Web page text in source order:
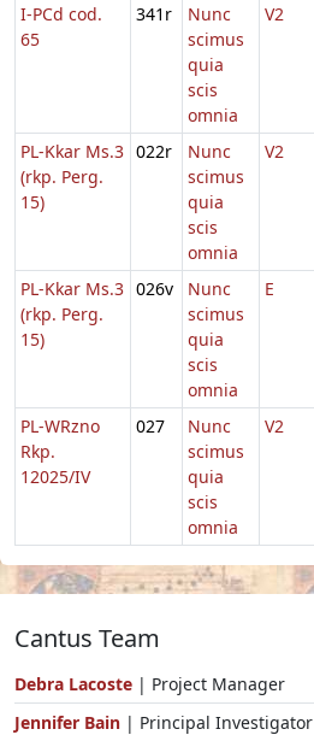
I-PCd cod.
65
341r
Nunc
scimus
quia
scis
omnia
V2
PL-Kkar Ms.3
(rkp. Perg.
15)
022r
Nunc
scimus
quia
scis
omnia
V2
PL-Kkar Ms.3
(rkp. Perg.
15)
026v
Nunc
scimus
quia
scis
omnia
E
PL-WRzno
Rkp.
12025/IV
027
Nunc
scimus
quia
scis
omnia
V2
Cantus Team
Debra Lacoste | Project Manager
Jennifer Bain | Principal Investigator